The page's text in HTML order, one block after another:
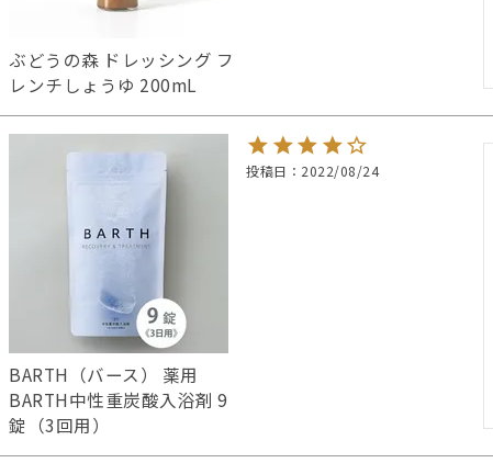
ぶどうの森 ドレッシング フ
レンチしょうゆ 200mL
BARTH（バース） 薬用
BARTH中性重炭酸入浴剤 9
錠（3回用）
投稿日 2022/08/24